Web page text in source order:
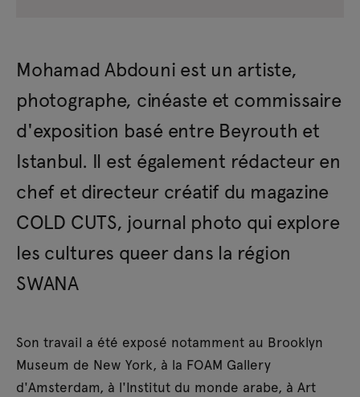
Mohamad Abdouni est un artiste,
photographe, cinéaste et commissaire
d'exposition basé entre Beyrouth et
Istanbul. Il est également rédacteur en
chef et directeur créatif du magazine
COLD CUTS, journal photo qui explore
les cultures queer dans la région
SWANA
Son travail a été exposé notamment au Brooklyn
Museum de New York, à la FOAM Gallery
d'Amsterdam, à l'Institut du monde arabe, à Art